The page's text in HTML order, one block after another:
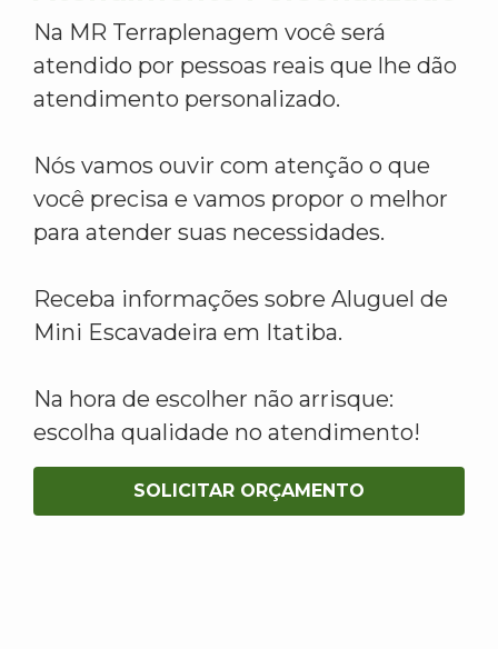
Na MR Terraplenagem você será
atendido por pessoas reais que lhe dão
atendimento personalizado.
Nós vamos ouvir com atenção o que
você precisa e vamos propor o melhor
para atender suas necessidades.
Receba informações sobre Aluguel de
Mini Escavadeira em Itatiba.
Na hora de escolher não arrisque:
escolha qualidade no atendimento!
SOLICITAR ORÇAMENTO